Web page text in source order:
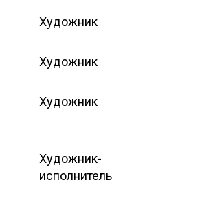
Художник
Художник
Художник
Художник-
исполнитель